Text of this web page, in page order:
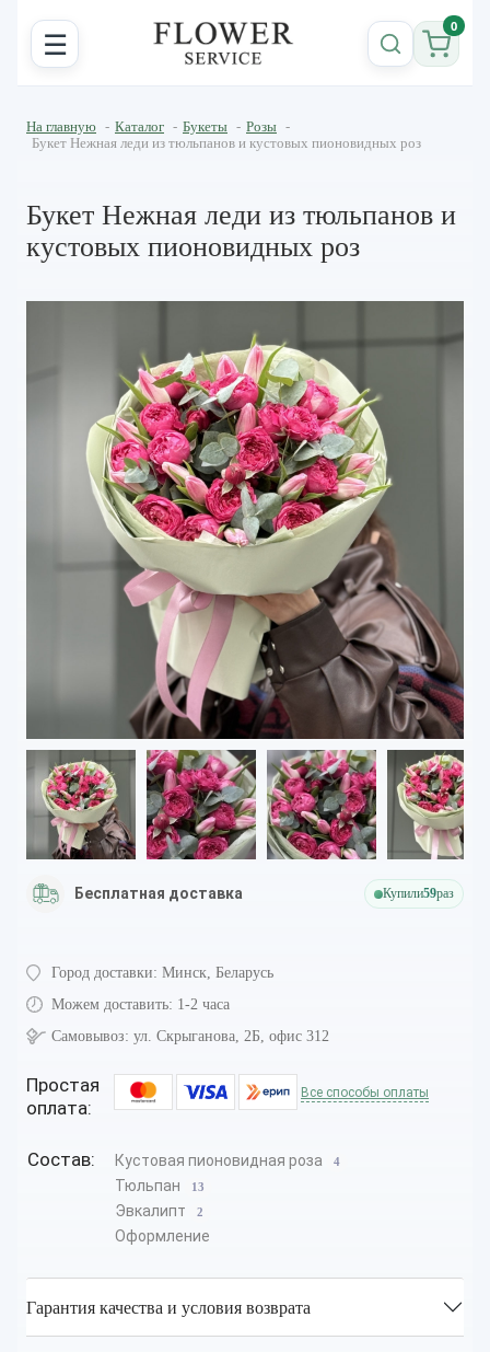
☰ 0
На главную - Каталог - Букеты - Розы -
Букет Нежная леди из тюльпанов и кустовых пионовидных роз
Букет Нежная леди из тюльпанов и
кустовых пионовидных роз
Бесплатная доставка Купили59раз
Город доставки: Минск, Беларусь
Можем доставить: 1-2 часа
Самовывоз: ул. Скрыганова, 2Б, офис 312
Простая
оплата:
Все способы оплаты
Состав: Кустовая пионовидная роза 4
Тюльпан 13
Эвкалипт 2
Оформление
Гарантия качества и условия возврата